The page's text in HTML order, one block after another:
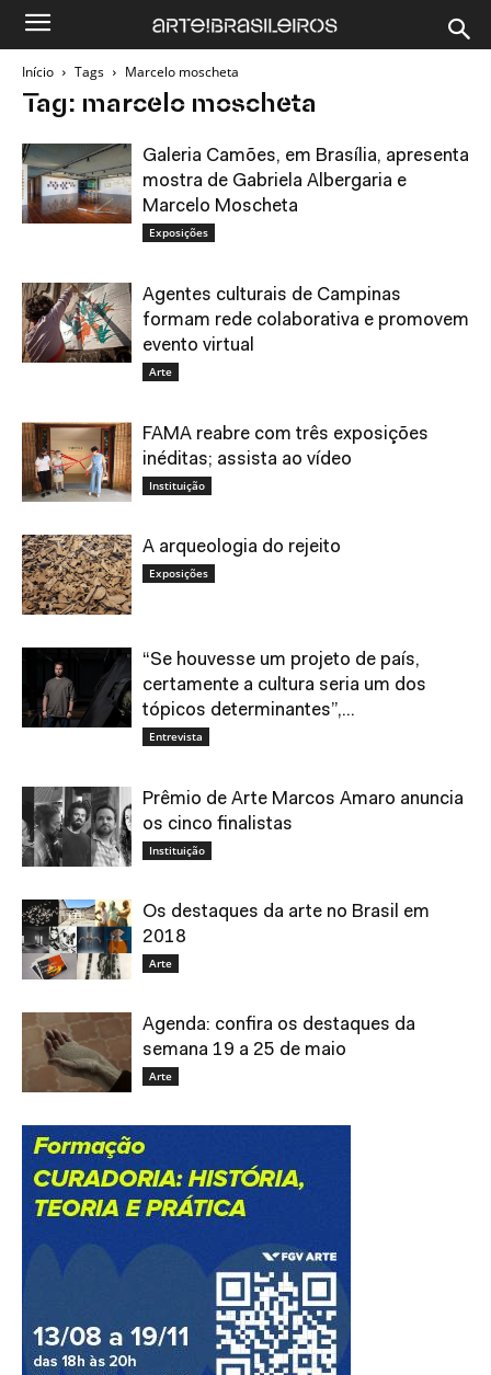
Início Tags Marcelo moscheta
Tag: marcelo moscheta
Galeria Camões, em Brasília, apresenta
mostra de Gabriela Albergaria e
Marcelo Moscheta
Exposições
Agentes culturais de Campinas
formam rede colaborativa e promovem
evento virtual
Arte
FAMA reabre com três exposições
inéditas; assista ao vídeo
Instituição
A arqueologia do rejeito
Exposições
“Se houvesse um projeto de país,
certamente a cultura seria um dos
tópicos determinantes”,...
Entrevista
Prêmio de Arte Marcos Amaro anuncia
os cinco finalistas
Instituição
Os destaques da arte no Brasil em
2018
Arte
Agenda: confira os destaques da
semana 19 a 25 de maio
Arte